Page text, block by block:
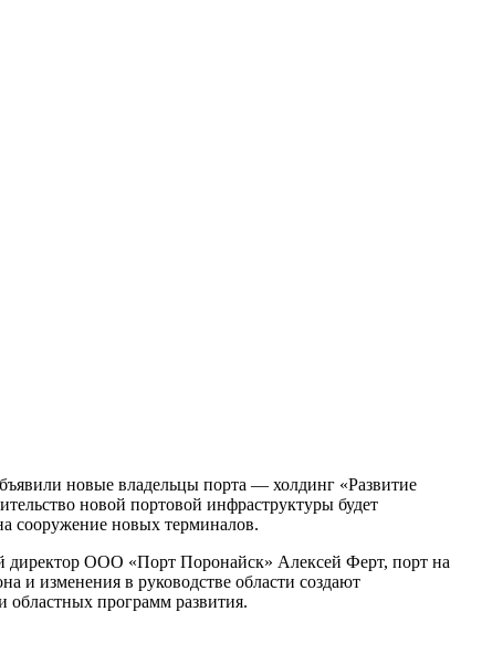
новые владельцы порта — холдинг «Развитие
новой портовой инфраструктуры будет
сооружение новых терминалов.
директор ООО «Порт Поронайск» Алексей Ферт, порт на
и изменения в руководстве области создают
областных программ развития.